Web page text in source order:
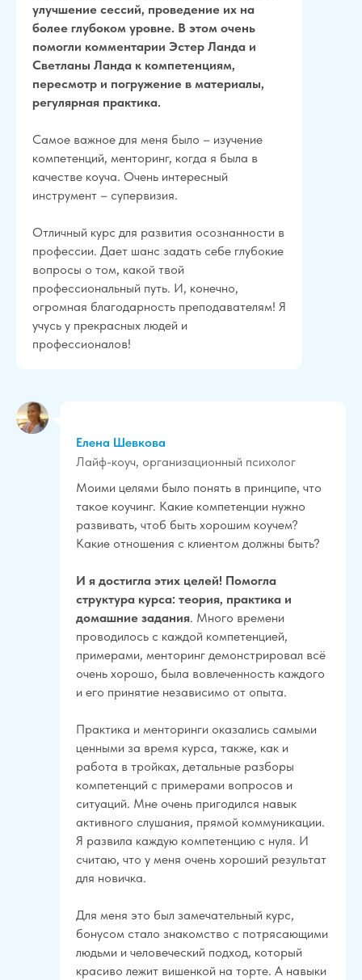
улучшение сессий, проведение их на
более глубоком уровне. В этом очень
помогли комментарии Эстер Ланда и
Светланы Ланда к компетенциям,
пересмотр и погружение в материалы,
регулярная практика.
Самое важное для меня было – изучение
компетенций, менторинг, когда я была в
качестве коуча. Очень интересный
инструмент – супервизия.
Отличный курс для развития осознанности в
профессии. Дает шанс задать себе глубокие
вопросы о том, какой твой
профессиональный путь. И, конечно,
огромная благодарность преподавателям! Я
учусь у прекрасных людей и
профессионалов!
Елена Шевкова
Лайф-коуч, организационный психолог
Моими целями было понять в принципе, что
такое коучинг. Какие компетенции нужно
развивать, чтоб быть хорошим коучем?
Какие отношения с клиентом должны быть?
И я достигла этих целей! Помогла
структура курса: теория, практика и
домашние задания. Много времени
проводилось с каждой компетенцией,
примерами, менторинг демонстрировал всё
очень хорошо, была вовлеченность каждого
и его принятие независимо от опыта.
Практика и менторинги оказались самыми
ценными за время курса, также, как и
работа в тройках, детальные разборы
компетенций с примерами вопросов и
ситуаций. Мне очень пригодился навык
активного слушания, прямой коммуникации.
Я развила каждую компетенцию с нуля. И
считаю, что у меня очень хороший результат
для новичка.
Для меня это был замечательный курс,
бонусом стало знакомство с потрясающими
людьми и человеческий подход, который
красиво лежит вишенкой на торте. А навыки